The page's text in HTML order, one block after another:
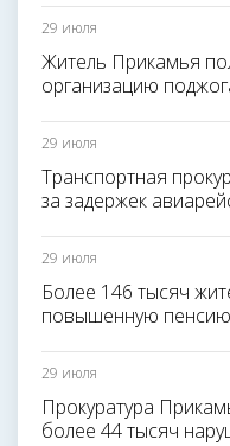
29 июля
Житель Прикамья
организацию
29 июля
Транспортная
за задержек
29 июля
Более 146 тысяч
повышенную пенсию
29 июля
Прокуратура
более 44 тысяч